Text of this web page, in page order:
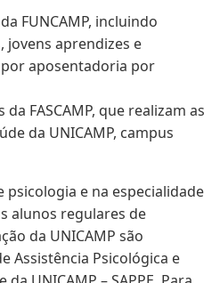
FUNCAMP, incluindo
aprendizes e
aposentadoria por
FASCAMP, que realizam as
da UNICAMP, campus
psicologia e na especialidade
alunos regulares de
da UNICAMP são
Assistência Psicológica e